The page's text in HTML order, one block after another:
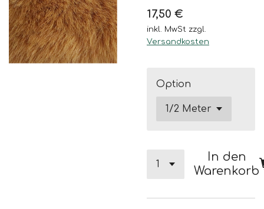
17,50 €
inkl. MwSt zzgl.
Versandkosten
Option
In den
Warenkorb